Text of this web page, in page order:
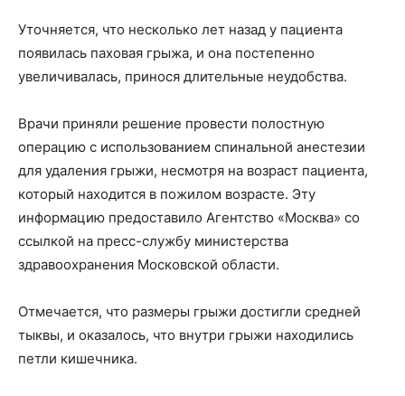
Уточняется, что несколько лет назад у пациента
появилась паховая грыжа, и она постепенно
увеличивалась, принося длительные неудобства.
Врачи приняли решение провести полостную
операцию с использованием спинальной анестезии
для удаления грыжи, несмотря на возраст пациента,
который находится в пожилом возрасте. Эту
информацию предоставило Агентство «Москва» со
ссылкой на пресс-службу министерства
здравоохранения Московской области.
Отмечается, что размеры грыжи достигли средней
тыквы, и оказалось, что внутри грыжи находились
петли кишечника.